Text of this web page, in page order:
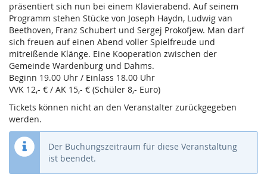
präsentiert sich nun bei einem Klavierabend. Auf seinem
Programm stehen Stücke von Joseph Haydn, Ludwig van
Beethoven, Franz Schubert und Sergej Prokofjew. Man darf
sich freuen auf einen Abend voller Spielfreude und
mitreißende Klänge. Eine Kooperation zwischen der
Gemeinde Wardenburg und Dahms.
Beginn 19.00 Uhr / Einlass 18.00 Uhr
VVK 12,- € / AK 15,- € (Schüler 8,- Euro)
Tickets können nicht an den Veranstalter zurückgegeben
werden.
Der Buchungszeitraum für diese Veranstaltung
ist beendet.